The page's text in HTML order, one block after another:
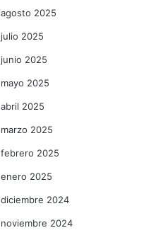
agosto 2025
julio 2025
junio 2025
mayo 2025
abril 2025
marzo 2025
febrero 2025
enero 2025
diciembre 2024
noviembre 2024